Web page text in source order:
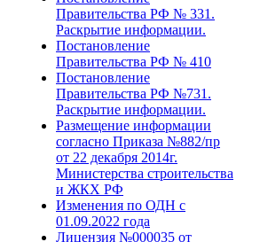
Правительства РФ № 331.
Раскрытие информации.
Постановление
Правительства РФ № 410
Постановление
Правительства РФ №731.
Раскрытие информации.
Размещение информации
согласно Приказа №882/пр
от 22 декабря 2014г.
Министерства строительства
и ЖКХ РФ
Изменения по ОДН с
01.09.2022 года
Лицензия №000035 от